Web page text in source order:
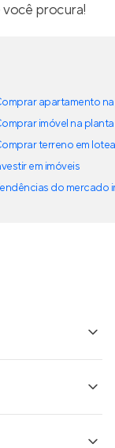
procura!
apartamento
imóvel na planta
terreno em
em imóveis
do mercado